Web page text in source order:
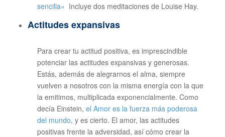
sencilla» Incluye dos meditaciones de Louise Hay.
Actitudes expansivas
Para crear tu actitud positiva, es imprescindible
potenciar las actitudes expansivas y generosas.
Estás, además de alegrarnos el alma, siempre
vuelven a nosotros con la misma energía con la que
la emitimos, multiplicada exponencialmente. Como
decía Einstein, el Amor es la fuerza más poderosa
del mundo, y es cierto. El amor, las actitudes
positivas frente la adversidad, así cómo crear la